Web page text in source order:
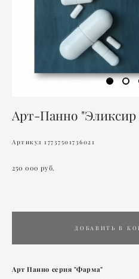
Арт-Панно "Эликсир
Артикул 17737501736021
250 000 pуб.
ДОБАВИТЬ В
Арт Панно серия "Фарма"